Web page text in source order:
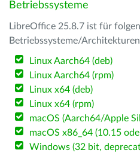
Betriebssysteme
LibreOffice 25.8.7 ist für
Betriebssysteme/
Linux Aarch64 (deb)
Linux Aarch64 (rpm)
Linux x64 (deb)
Linux x64 (rpm)
macOS (Aarch64/Apple
macOS x86_64 (10.15
Windows (32 bit,